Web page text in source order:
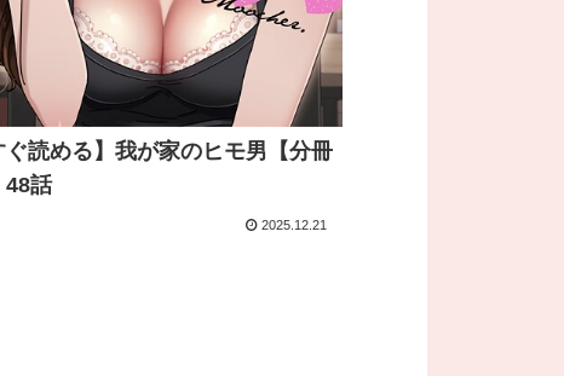
ぐ読める】我が家のヒモ男【分冊
48話
2025.12.21